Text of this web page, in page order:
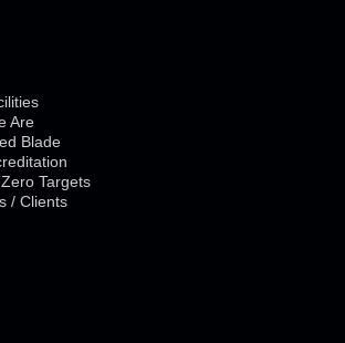
Are
Blade
Targets
/ Clients